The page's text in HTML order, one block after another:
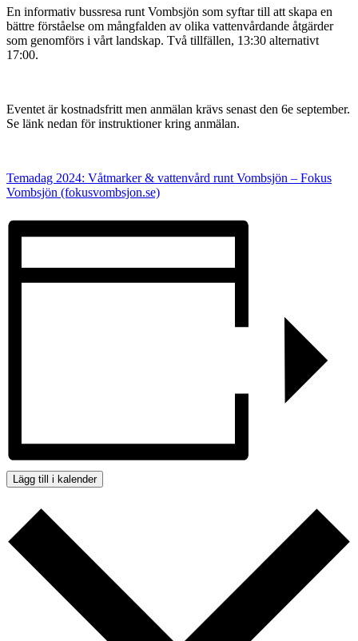
En informativ bussresa runt Vombsjön som syftar till att skapa en
bättre förståelse om mångfalden av olika vattenvårdande åtgärder
som genomförs i vårt landskap. Två tillfällen, 13:30 alternativt
17:00.
Eventet är kostnadsfritt men anmälan krävs senast den 6e september.
Se länk nedan för instruktioner kring anmälan.
Temadag 2024: Våtmarker & vattenvård runt Vombsjön – Fokus
Vombsjön (fokusvombsjon.se)
Lägg till i kalender